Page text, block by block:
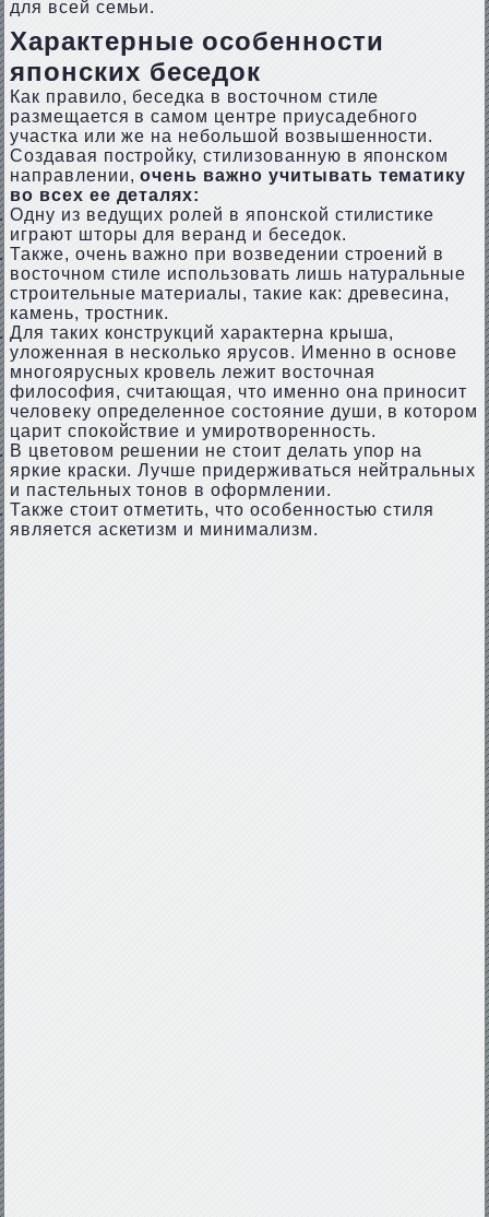
для всей семьи.
Характерные особенности
японских беседок
Как правило, беседка в восточном стиле
размещается в самом центре приусадебного
участка или же на небольшой возвышенности.
Создавая постройку, стилизованную в японском
направлении,очень важно учитывать тематику
во всех ее деталях:
Одну из ведущих ролей в японской стилистике
играют шторы для веранд и беседок.
Также, очень важно при возведении строений в
восточном стиле использовать лишь натуральные
строительные материалы, такие как: древесина,
камень, тростник.
Для таких конструкций характерна крыша,
уложенная в несколько ярусов. Именно в основе
многоярусных кровель лежит восточная
философия, считающая, что именно она приносит
человеку определенное состояние души, в котором
царит спокойствие и умиротворенность.
В цветовом решении не стоит делать упор на
яркие краски. Лучше придерживаться нейтральных
и пастельных тонов в оформлении.
Также стоит отметить, что особенностью стиля
является аскетизм и минимализм.